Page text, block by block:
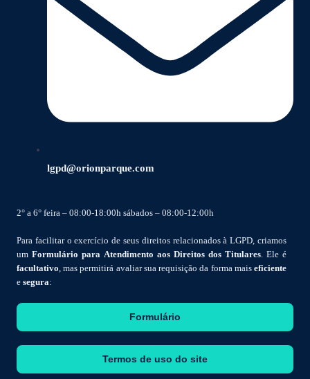
lgpd@orionparque.com
2° a 6° feira – 08:00-18:00h sábados – 08:00-12:00h
Para facilitar o exercício de seus direitos relacionados à LGPD, criamos
um Formulário para Atendimento aos Direitos dos Titulares. Ele é
facultativo, mas permitirá avaliar sua requisição da forma mais eficiente
e segura:
Formulário
Termos de uso do site